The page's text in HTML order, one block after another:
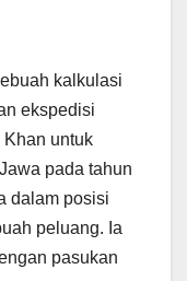
kalkulasi
ekspedisi
untuk
pada tahun
dalam posisi
peluang. Ia
pasukan